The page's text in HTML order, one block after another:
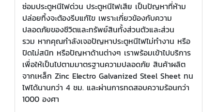
ซ่อมประตูหนีไฟด่วน ประตูหนีไฟเสีย เป็นปัญหาที่ห้าม
ปล่อยทิ้งจะต้องรีบแก้ไข เพราะเกี่ยวข้องกับความ
ปลอดภัยของชีวิตและทรัพย์สินทั้งส่วนตัวและส่วน
รวม หากคุณกำลังเจอปัญหาประตูหนีไฟไม่ทำงาน หรือ
ปิดไม่สนิท หรือปัญหาด้านต่างๆ เราพร้อมเข้าไปบริการ
เพื่อให้เป็นไปตามมาตรฐานความปลอดภัย สินค้าผลิต
จากเหล็ก Zinc Electro Galvanized Steel Sheet ทน
ไฟได้นานกว่า 4 ชม. และผ่านการทดสอบความร้อนกว่า
1000 องศา